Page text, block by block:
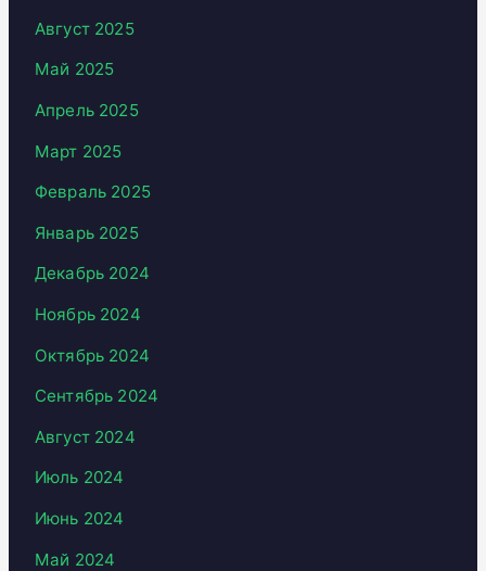
Август 2025
Май 2025
Апрель 2025
Март 2025
Февраль 2025
Январь 2025
Декабрь 2024
Ноябрь 2024
Октябрь 2024
Сентябрь 2024
Август 2024
Июль 2024
Июнь 2024
Май 2024